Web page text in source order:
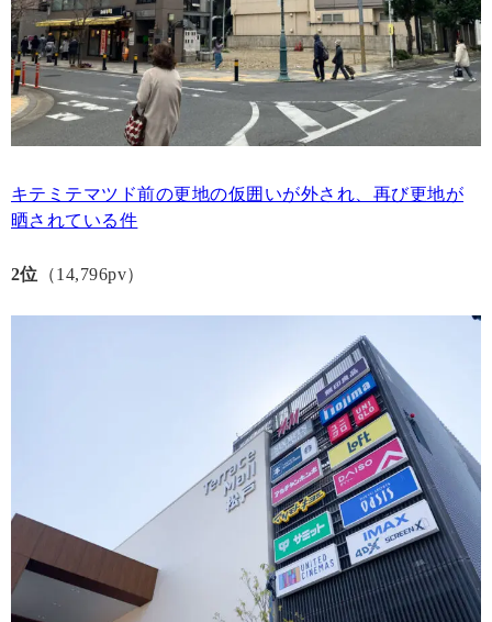
キテミテマツド前の更地の仮囲いが外され、再び更地が
晒されている件
2位 （14,796pv）